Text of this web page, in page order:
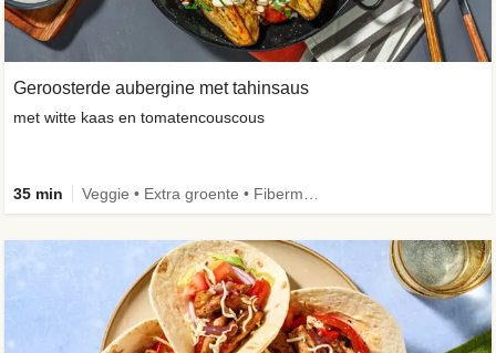
Geroosterde aubergine met tahinsaus
met witte kaas en tomatencouscous
35 min